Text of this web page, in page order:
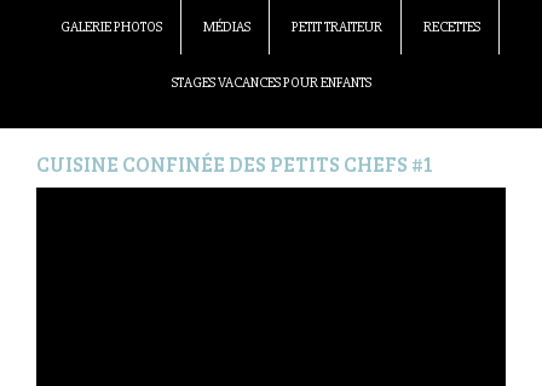
GALERIE PHOTOS MÉDIAS PETIT TRAITEUR RECETTES
STAGES VACANCES POUR ENFANTS
CUISINE CONFINÉE DES PETITS CHEFS #1